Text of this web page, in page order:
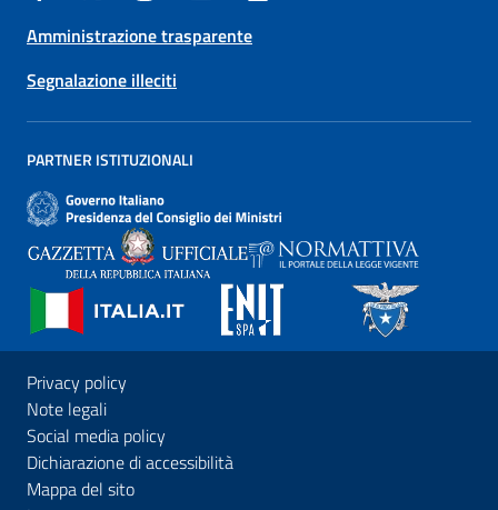
Amministrazione trasparente
Segnalazione illeciti
PARTNER ISTITUZIONALI
Privacy policy
Note legali
Social media policy
Dichiarazione di accessibilità
Mappa del sito